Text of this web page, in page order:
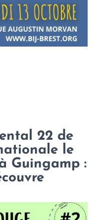
22 de
le
Guingamp :